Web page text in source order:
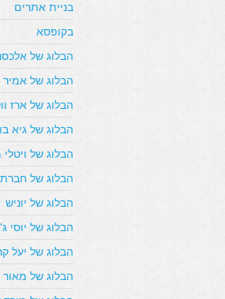
בניית אתרים
בקופסא
הבלוג של
הבלוג של אמיר
הבלוג של ארז
הבלוג של גיא
הבלוג של ויטלי
הבלוג של
הבלוג של יוניש
הבלוג של יוסי
הבלוג של יעל
הבלוג של מאור